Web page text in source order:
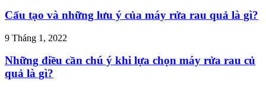
Cấu tạo và những lưu ý của máy rửa rau quả là gì?
9 Tháng 1, 2022
Những điều cần chú ý khi lựa chọn máy rửa rau củ
quả là gì?